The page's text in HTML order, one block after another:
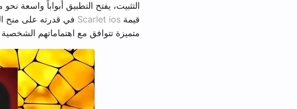
التثبيت، يفتح التطبيق أبواباً واسعة نحو مكتبة غنية
Scarlet iosفي قدرته على منح المستخدمين
متميزة تتوافق مع اهتماماتهم الشخصية ومتطلباتهم